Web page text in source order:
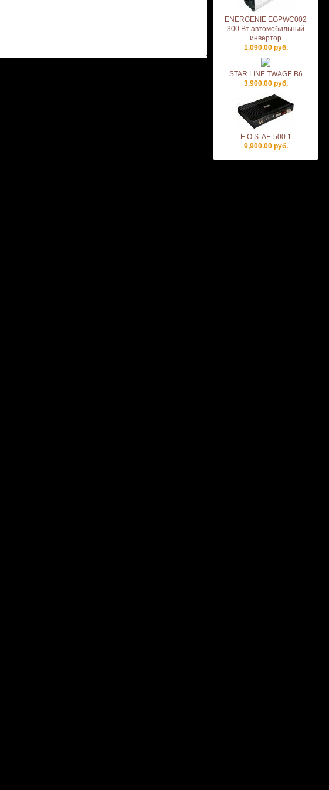
ENERGENIE EGPWC002
300 Вт автомобильный
инвертор
1,090.00 руб.
STAR LINE TWAGE B6
3,900.00 руб.
E.O.S. AE-500.1
9,900.00 руб.